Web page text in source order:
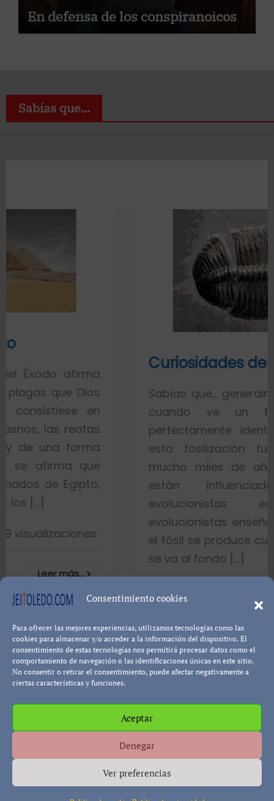
Consentimiento cookies
Para ofrecer las mejores experiencias, utilizamos tecnologías como las
cookies para almacenar y/o acceder a la información del dispositivo. El
consentimiento de estas tecnologías nos permitirá procesar datos como el
comportamiento de navegación o las identificaciones únicas en este sitio.
No consentir o retirar el consentimiento, puede afectar negativamente a
ciertas características y funciones.
Aceptar
Denegar
Ver preferencias
En defensa de los conspiranoicos
Sabías que...
en
Curiosidades de los fósiles
Sabías que… generalmente toda la
cuando ve un fósil de un
perfectamente identificado
esta fosilización fue un
mucho miles de años. Esto es
están influenciados por
evolucionistas equivocadas.
evolucionistas enseñan con
el fósil se produce cuando el pez
se va al fondo […]
Pablo Blanco Leer
Responsabilidad